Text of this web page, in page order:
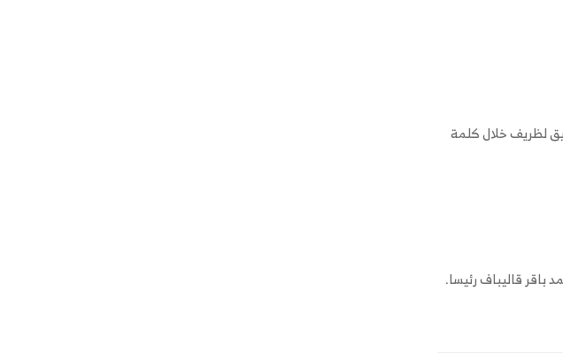
لظريف خلال كلمة
باقر قاليباف رئيسا.